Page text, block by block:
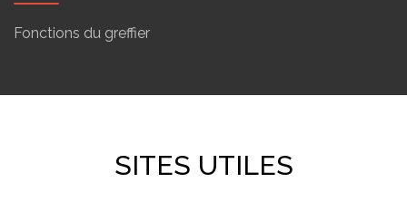
Fonctions du greffier
SITES UTILES